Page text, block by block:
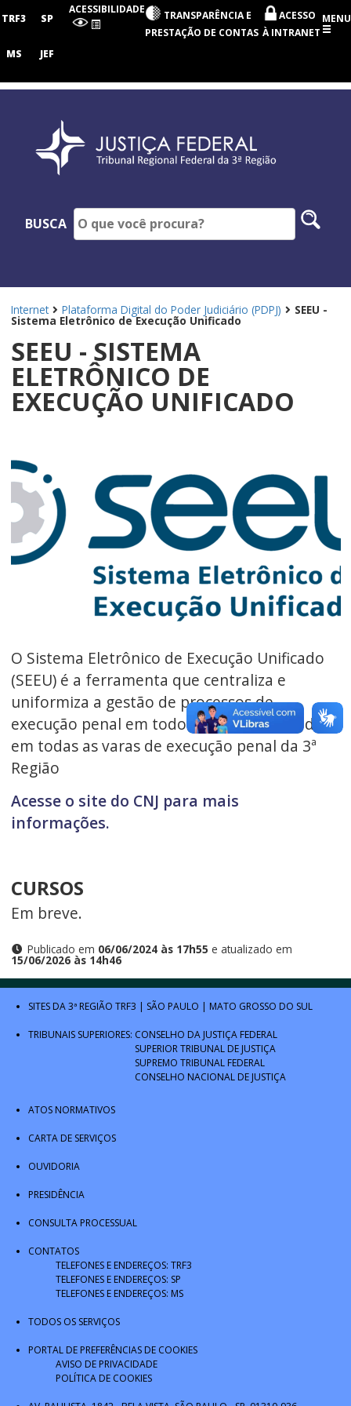
Regional
3ª
TRF3 SP
MS JEF
ACESSIBILIDADE
TRANSPARÊNCIA E
PRESTAÇÃO DE CONTAS
ACESSO
À INTRANET
MENU
BUSCA
Internet Plataforma Digital do Poder Judiciário (PDPJ) SEEU -
Sistema Eletrônico de Execução Unificado
SEEU - SISTEMA
ELETRÔNICO DE
EXECUÇÃO UNIFICADO
O Sistema Eletrônico de Execução Unificado
(SEEU) é a ferramenta que centraliza e
uniformiza a gestão de processos de
execução penal em todo o país, implantado
em todas as varas de execução penal da 3ª
Região
Acesse o site do CNJ para mais
informações.
CURSOS
Em breve.
Publicado em 06/06/2024 às 17h55 e atualizado em
15/06/2026 às 14h46
SITES DA 3ª REGIÃO TRF3 | SÃO PAULO | MATO GROSSO DO SUL
TRIBUNAIS SUPERIORES: CONSELHO DA JUSTIÇA FEDERAL
SUPERIOR TRIBUNAL DE JUSTIÇA
SUPREMO TRIBUNAL FEDERAL
CONSELHO NACIONAL DE JUSTIÇA
ATOS NORMATIVOS
CARTA DE SERVIÇOS
OUVIDORIA
PRESIDÊNCIA
CONSULTA PROCESSUAL
CONTATOS
TELEFONES E ENDEREÇOS: TRF3
TELEFONES E ENDEREÇOS: SP
TELEFONES E ENDEREÇOS: MS
TODOS OS SERVIÇOS
PORTAL DE PREFERÊNCIAS DE COOKIES
AVISO DE PRIVACIDADE
POLÍTICA DE COOKIES